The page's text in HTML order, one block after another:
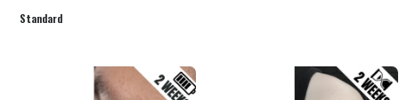
Standard